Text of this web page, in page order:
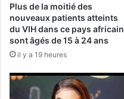
Plus de la moitié des
nouveaux patients atteints
du VIH dans ce pays africain
sont âgés de 15 à 24 ans
il y a 19 heures